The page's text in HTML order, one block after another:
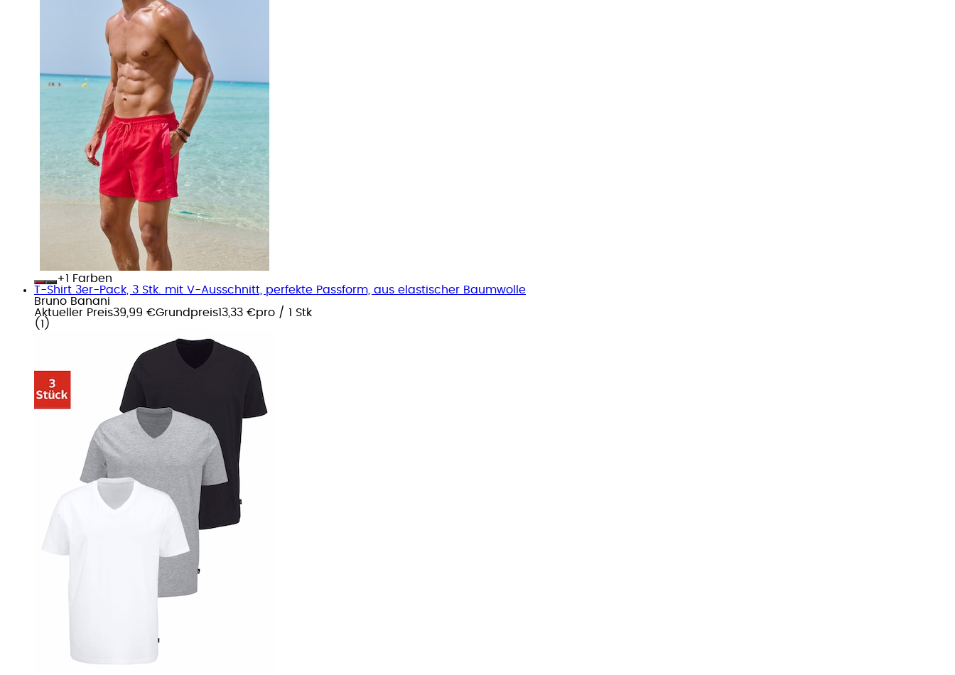
+
Farben
T-Shirt 3er-Pack, 3 Stk. mit V-Ausschnitt, perfekte Passform, aus elastischer Baumwolle
Bruno Banani
Aktueller Preis39,99 €Grundpreis13,33 €pro / 1 Stk
( 1 )